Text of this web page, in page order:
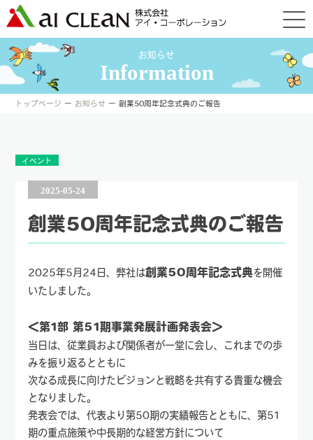
お知らせ
Information
トップページ ― お知らせ ― 創業50周年記念式典のご報告
イベント
2025-05-24
創業50周年記念式典のご報告
2025年5月24日、弊社は創業50周年記念式典を開催
いたしました。
＜第1部 第51期事業発展計画発表会＞
当日は、従業員および関係者が一堂に会し、これまでの歩
みを振り返るとともに
次なる成長に向けたビジョンと戦略を共有する貴重な機会
となりました。
発表会では、代表より第50期の実績報告とともに、第51
期の重点施策や中長期的な経営方針について